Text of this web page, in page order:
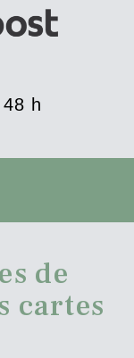
h
de
cartes